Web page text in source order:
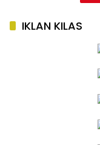
IKLAN KILAS